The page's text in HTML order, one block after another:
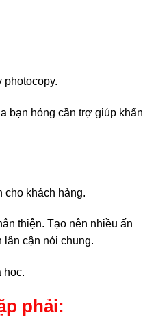
photocopy.
bạn hỏng cần trợ giúp khẩn
cho khách hàng.
thiện. Tạo nên nhiều ấn
lân cận nói chung.
học.
phải: